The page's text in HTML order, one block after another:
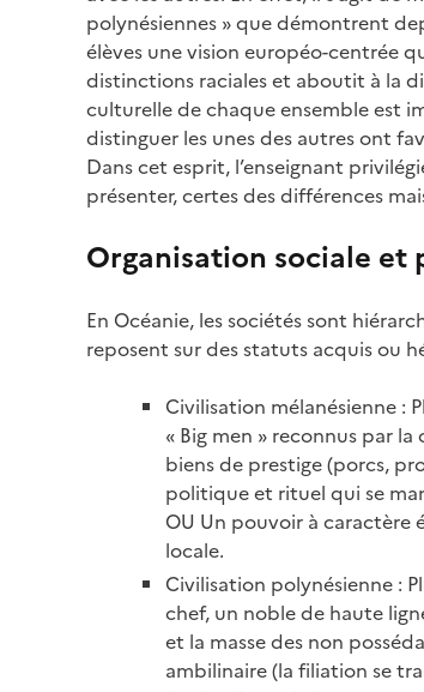
polynésiennes » que démontrent
élèves une vision européo-centrée
distinctions raciales et aboutit à la
culturelle de chaque ensemble est
distinguer les unes des autres ont
Dans cet esprit, l’enseignant
présenter, certes des différences
Organisation sociale et
En Océanie, les sociétés sont
reposent sur des statuts acquis ou
Civilisation mélanésienne :
« Big men » reconnus par
biens de prestige (porcs,
politique et rituel qui se
OU Un pouvoir à caractère
locale.
Civilisation polynésienne :
chef, un noble de haute
et la masse des non
ambilinaire (la filiation se